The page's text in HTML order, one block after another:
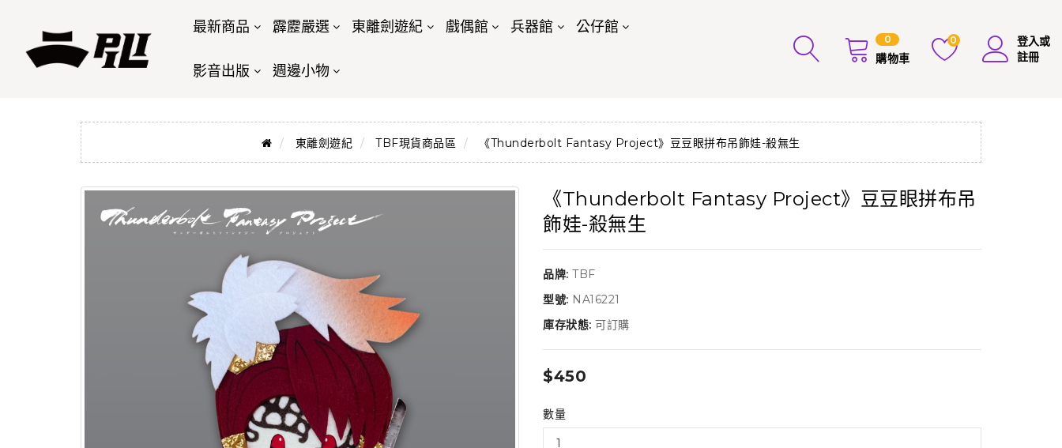
最新商品 霹靂嚴選 東離劍遊紀 戲偶館 兵器館 公仔館
影音出版 週邊小物
0
購物車
0
登入或
註冊
東離劍遊紀 TBF現貨商品區 《Thunderbolt Fantasy Project》豆豆眼拼布吊飾娃-殺無生
《Thunderbolt Fantasy Project》豆豆眼拼布吊
飾娃-殺無生
品牌: TBF
型號: NA16221
庫存狀態: 可訂購
$450
數量